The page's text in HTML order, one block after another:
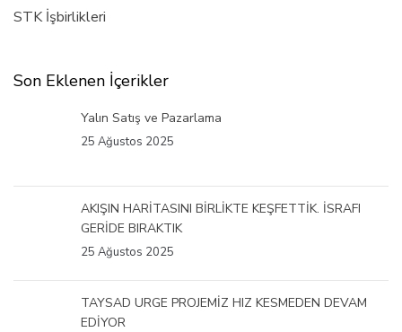
STK İşbirlikleri
Son Eklenen İçerikler
Yalın Satış ve Pazarlama
25 Ağustos 2025
AKIŞIN HARİTASINI BİRLİKTE KEŞFETTİK. İSRAFI
GERİDE BIRAKTIK
25 Ağustos 2025
TAYSAD URGE PROJEMİZ HIZ KESMEDEN DEVAM
EDİYOR